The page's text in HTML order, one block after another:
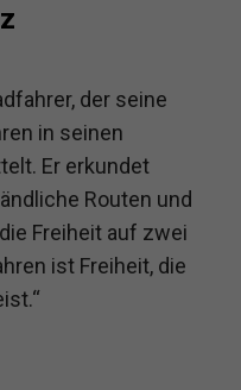
der seine
in seinen
Er erkundet
Routen und
Freiheit auf zwei
ist Freiheit, die